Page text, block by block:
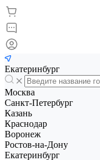
Екатеринбург
Москва
Санкт-Петербург
Казань
Краснодар
Воронеж
Ростов-на-Дону
Екатеринбург